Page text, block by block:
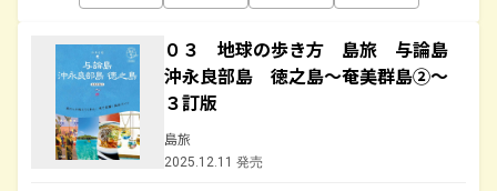
０３ 地球の歩き方 島旅 与論島
沖永良部島 徳之島～奄美群島②～
３訂版
島旅
2025.12.11 発売